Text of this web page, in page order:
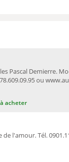
acheter
Pascal Demierre.
ou
l'amour. Tél.